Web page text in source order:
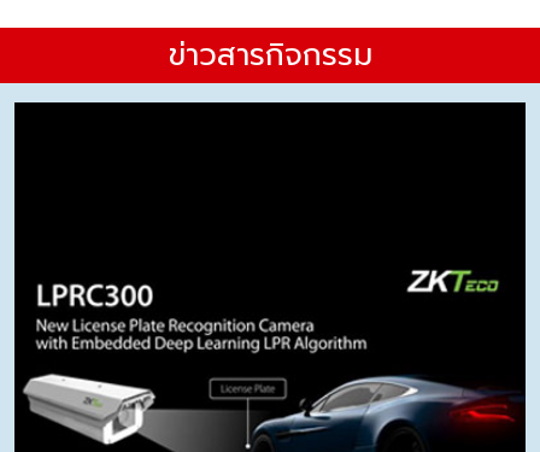
ข่าวสารกิจกรรม